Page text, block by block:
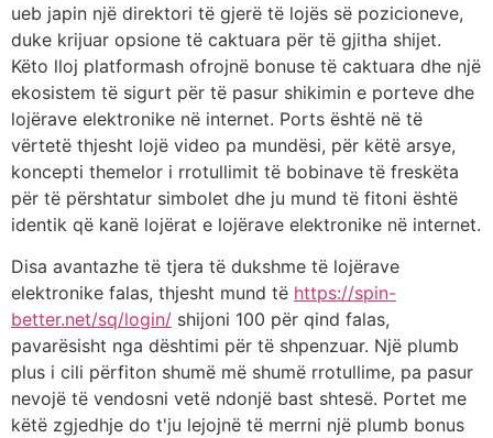
ueb japin një direktori të gjerë të lojës së pozicioneve,
duke krijuar opsione të caktuara për të gjitha shijet.
Këto lloj platformash ofrojnë bonuse të caktuara dhe një
ekosistem të sigurt për të pasur shikimin e porteve dhe
lojërave elektronike në internet. Ports është në të
vërtetë thjesht lojë video pa mundësi, për këtë arsye,
koncepti themelor i rrotullimit të bobinave të freskëta
për të përshtatur simbolet dhe ju mund të fitoni është
identik që kanë lojërat e lojërave elektronike në internet.
Disa avantazhe të tjera të dukshme të lojërave
elektronike falas, thjesht mund të https://spin-
better.net/sq/login/ shijoni 100 për qind falas,
pavarësisht nga dështimi për të shpenzuar. Një plumb
plus i cili përfiton shumë më shumë rrotullime, pa pasur
nevojë të vendosni vetë ndonjë bast shtesë. Portet me
këtë zgjedhje do t'ju lejojnë të merrni një plumb bonus